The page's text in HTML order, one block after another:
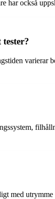
har också
varierar
utrymme